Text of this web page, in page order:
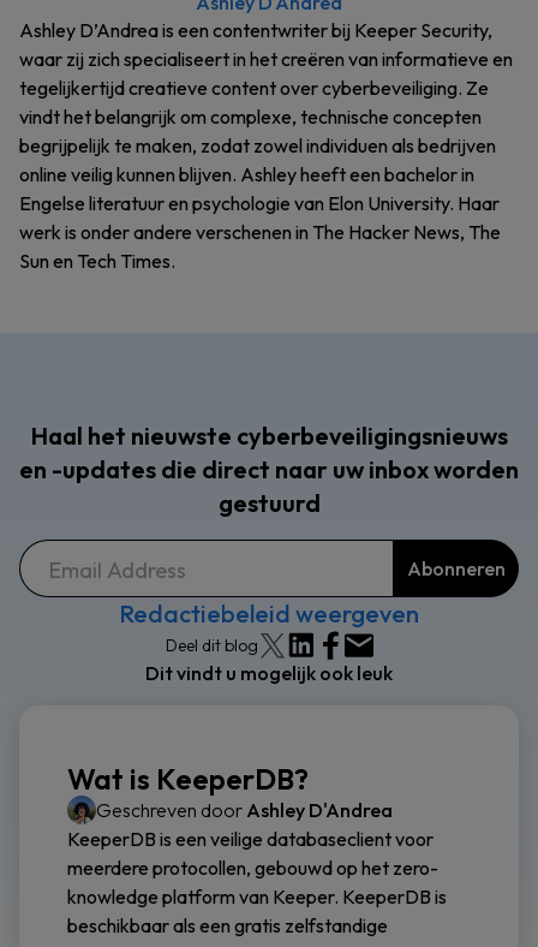
Ashley D’Andrea is een contentwriter bij Keeper Security,
waar zij zich specialiseert in het creëren van informatieve en
tegelijkertijd creatieve content over cyberbeveiliging. Ze
vindt het belangrijk om complexe, technische concepten
begrijpelijk te maken, zodat zowel individuen als bedrijven
online veilig kunnen blijven. Ashley heeft een bachelor in
Engelse literatuur en psychologie van Elon University. Haar
werk is onder andere verschenen in The Hacker News, The
Sun en Tech Times.
Haal het nieuwste cyberbeveiligingsnieuws
en -updates die direct naar uw inbox worden
gestuurd
Redactiebeleid weergeven
Deel dit blog
Dit vindt u mogelijk ook leuk
Wat is KeeperDB?
Geschreven door Ashley D'Andrea
KeeperDB is een veilige databaseclient voor
meerdere protocollen, gebouwd op het zero-
knowledge platform van Keeper. KeeperDB is
beschikbaar als een gratis zelfstandige